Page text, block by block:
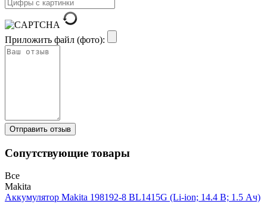
Приложить файл (фото):
Сопутствующие товары
Все
Makita
Аккумулятор Makita 198192-8 BL1415G (Li-ion; 14.4 В; 1.5 Ач)